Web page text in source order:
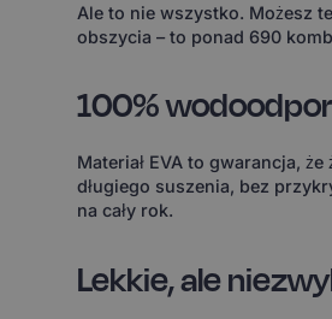
Ale to nie wszystko. Możesz
obszycia – to ponad 690
100%
Materiał EVA to gwarancja,
długiego suszenia, bez
na cały rok.
Lekkie, ale